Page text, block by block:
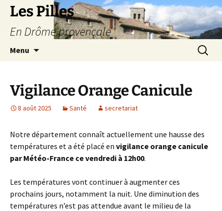
Les Pilles
En Drôme provençale
Menu
Vigilance Orange Canicule
8 août 2025 Santé secretariat
Notre département connaît actuellement une hausse des
températures et a été placé en vigilance orange canicule
par Météo-France ce vendredi à 12h00.
Les températures vont continuer à augmenter ces
prochains jours, notamment la nuit. Une diminution des
températures n’est pas attendue avant le milieu de la